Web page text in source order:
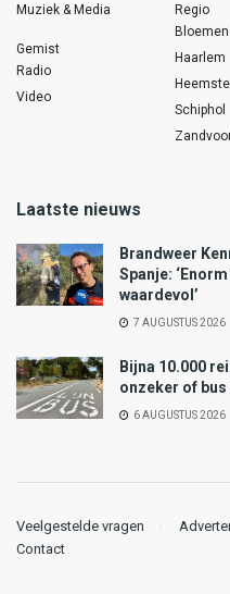
Muziek & Media
Gemist
Radio
Video
Regio
Haarlem
Schiphol
Laatste nieuws
Brandweer
Spanje:
waardevol’
7 AUGUSTUS 2026
Bijna 10.000
onzeker of
6 AUGUSTUS 2026
Veelgestelde vragen
Contact